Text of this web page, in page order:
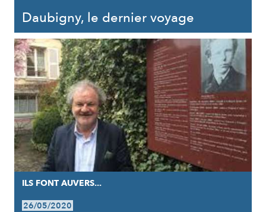
Daubigny, le dernier voyage
ILS FONT AUVERS...
26/05/2020